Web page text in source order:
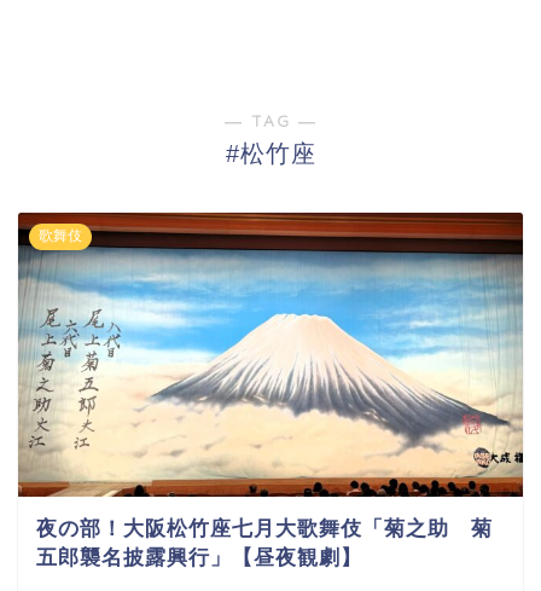
― TAG ―
#松竹座
歌舞伎
夜の部！大阪松竹座七月大歌舞伎「菊之助 菊
五郎襲名披露興行」【昼夜観劇】